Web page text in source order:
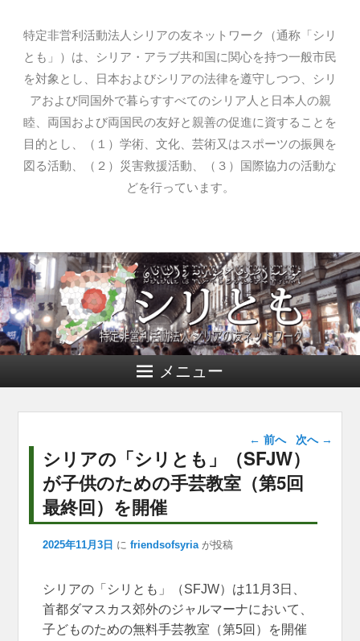
特定非営利活動法人シリアの友ネットワーク（通称「シリ
とも」）は、シリア・アラブ共和国に関心を持つ一般市民
を対象とし、日本およびシリアの法律を遵守しつつ、シリ
アおよび同国外で暮らすすべてのシリア人と日本人の親
睦、両国および両国民の友好と親善の促進に資することを
目的とし、（１）学術、文化、芸術又はスポーツの振興を
図る活動、（２）災害救援活動、（３）国際協力の活動な
どを行っています。
メニュー
投稿ナビゲー
ション
← 前へ 次へ →
シリアの「シリとも」（SFJW）
が子供のための手芸教室（第5回
最終回）を開催
2025年11月3日 に friendsofsyria が投稿
シリアの「シリとも」（SFJW）は11月3日、
首都ダマスカス郊外のジャルマーナにおいて、
子どものための無料手芸教室（第5回）を開催